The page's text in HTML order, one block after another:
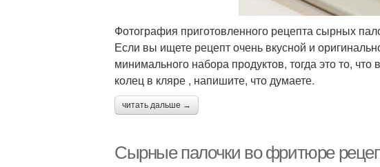
Фотография приготовленного рецепта сырных
Если вы ищете рецепт очень вкусной и
минимального набора продуктов, тогда это то,
колец в кляре , напишите, что думаете.
читать дальше →
Сырные палочки во фритюре